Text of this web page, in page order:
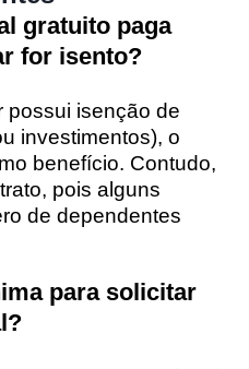
gratuito paga
for isento?
possui isenção de
investimentos), o
benefício. Contudo,
pois alguns
de dependentes
para solicitar